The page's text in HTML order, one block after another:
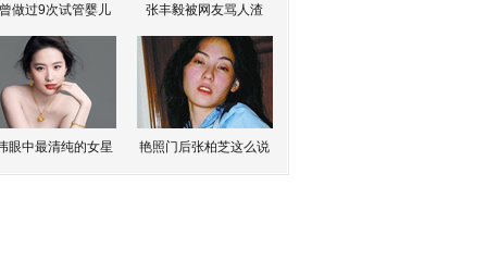
做过9次试管婴儿 张丰毅被网友骂人渣
眼中最清纯的女星 艳照门后张柏芝这么说